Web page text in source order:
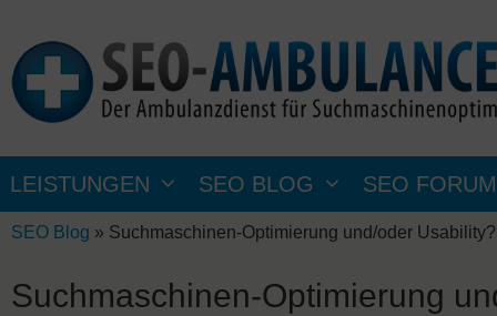
Inhalt
springen
LEISTUNGEN SEO BLOG SEO FORUM
SEO Blog » Suchmaschinen-Optimierung und/oder Usability?
Suchmaschinen-Optimierung